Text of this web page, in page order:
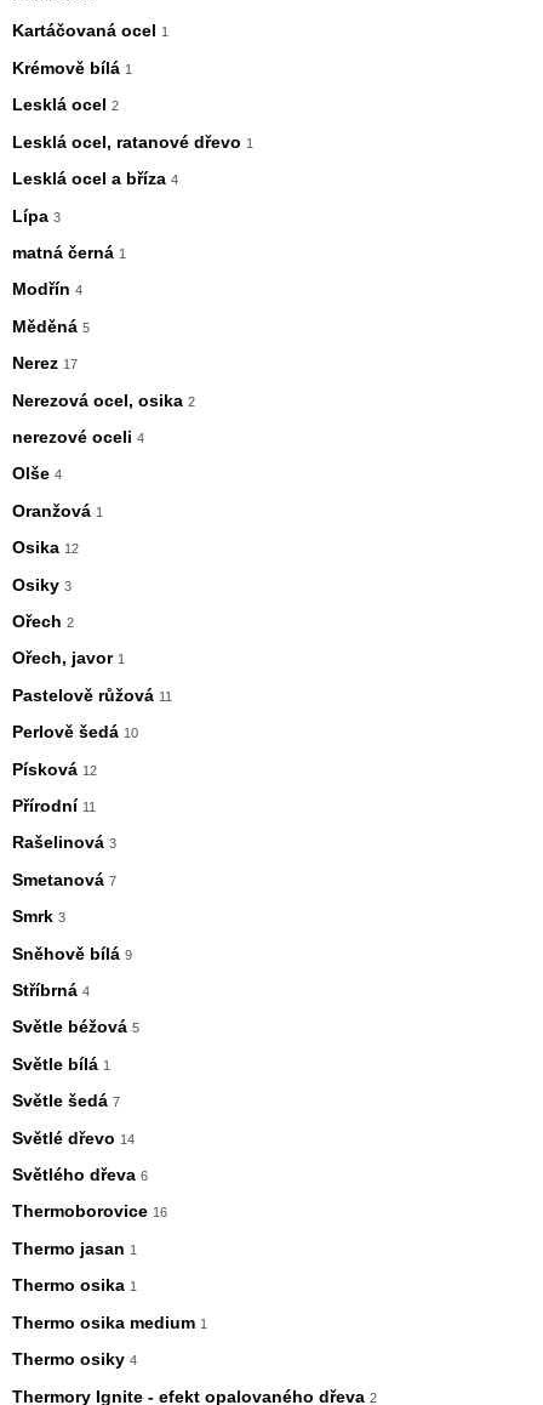
Kartáčovaná ocel 1
Krémově bílá 1
Lesklá ocel 2
Lesklá ocel, ratanové dřevo 1
Lesklá ocel a bříza 4
Lípa 3
matná černá 1
Modřín 4
Měděná 5
Nerez 17
Nerezová ocel, osika 2
nerezové oceli 4
Olše 4
Oranžová 1
Osika 12
Osiky 3
Ořech 2
Ořech, javor 1
Pastelově růžová 11
Perlově šedá 10
Písková 12
Přírodní 11
Rašelinová 3
Smetanová 7
Smrk 3
Sněhově bílá 9
Stříbrná 4
Světle béžová 5
Světle bílá 1
Světle šedá 7
Světlé dřevo 14
Světlého dřeva 6
Thermoborovice 16
Thermo jasan 1
Thermo osika 1
Thermo osika medium 1
Thermo osiky 4
Thermory Ignite - efekt opalovaného dřeva 2